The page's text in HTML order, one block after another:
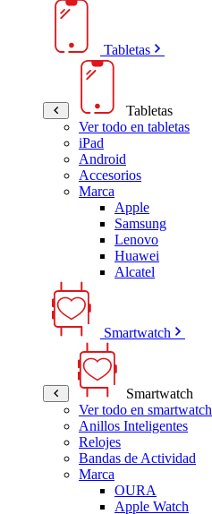
Tabletas
Tabletas
Ver todo en tabletas
iPad
Android
Accesorios
Marca
Apple
Samsung
Lenovo
Huawei
Alcatel
Smartwatch
Smartwatch
Ver todo en smartwatch
Anillos Inteligentes
Relojes
Bandas de Actividad
Marca
OURA
Apple Watch